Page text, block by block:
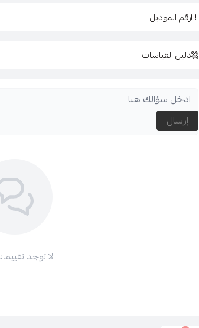
ولمعرفة مقاس فستانك انتقلي الى
لمعرفة سياسة الاستبدال والاسترجاع بالضغط
لمعرفة سياسة الاستخدام والخصوصية بالضغط
لمعرفة كيفية التواصل معنا قم بالضغط
رقم الموديل
دليل القياسات
إرسال
لا توجد